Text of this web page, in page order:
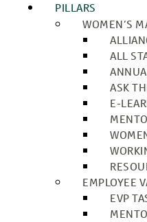
PILLARS
WOMEN’S
ALL
ASK
E-
EMPLOYEE
EVP